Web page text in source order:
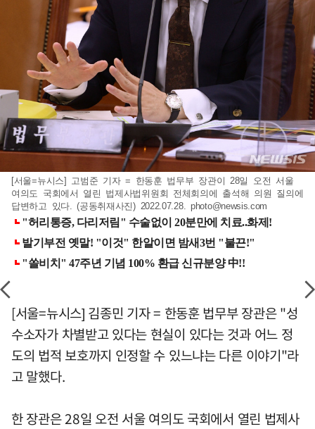
[서울=뉴시스] 고범준 기자 = 한동훈 법무부 장관이 28일 오전 서울
여의도 국회에서 열린 법제사법위원회 전체회의에 출석해 의원 질의에
답변하고 있다. (공동취재사진) 2022.07.28. photo@newsis.com
[서울=뉴시스] 김종민 기자 = 한동훈 법무부 장관은 "성
수소자가 차별받고 있다는 현실이 있다는 것과 어느 정
도의 법적 보호까지 인정할 수 있느냐는 다른 이야기"라
고 말했다.
한 장관은 28일 오전 서울 여의도 국회에서 열린 법제사